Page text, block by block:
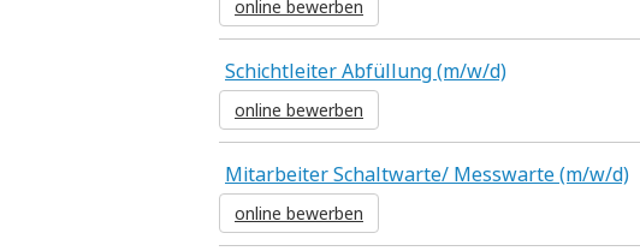
online bewerben
Schichtleiter Abfüllung (m/w/d)
online bewerben
Mitarbeiter Schaltwarte/ Messwarte (m/w/d)
online bewerben